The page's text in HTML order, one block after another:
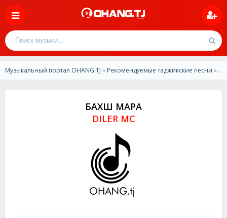
Музыкальный портал OHANG.TJ » Рекомендуемые таджикские песни » DILER MC -БАХШ МАРА
БАХШ МАРА
DILER MC